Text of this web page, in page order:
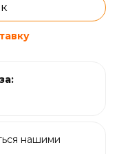
нашими